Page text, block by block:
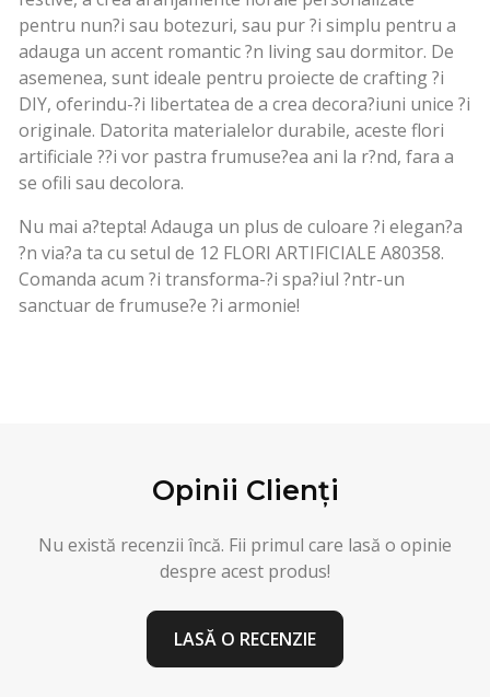
pentru nun?i sau botezuri, sau pur ?i simplu pentru a
adauga un accent romantic ?n living sau dormitor. De
asemenea, sunt ideale pentru proiecte de crafting ?i
DIY, oferindu-?i libertatea de a crea decora?iuni unice ?i
originale. Datorita materialelor durabile, aceste flori
artificiale ??i vor pastra frumuse?ea ani la r?nd, fara a
se ofili sau decolora.
Nu mai a?tepta! Adauga un plus de culoare ?i elegan?a
?n via?a ta cu setul de 12 FLORI ARTIFICIALE A80358.
Comanda acum ?i transforma-?i spa?iul ?ntr-un
sanctuar de frumuse?e ?i armonie!
Opinii Clienți
Nu există recenzii încă. Fii primul care lasă o opinie
despre acest produs!
LASĂ O RECENZIE